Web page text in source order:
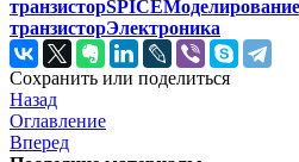
транзисторSPICEМоделирование
транзисторЭлектроника
Сохранить или поделиться
Назад
Оглавление
Вперед